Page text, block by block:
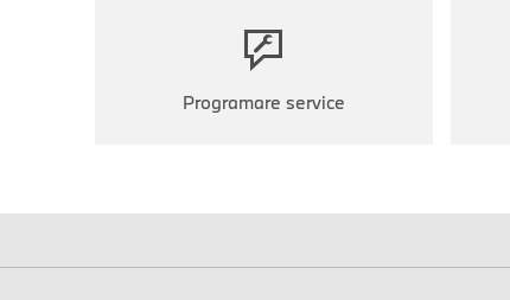
Programare service